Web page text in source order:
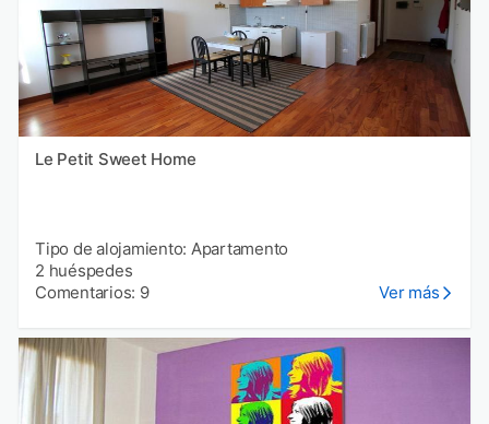
Le Petit Sweet Home
Tipo de alojamiento: Apartamento
2 huéspedes
Comentarios: 9
Ver más